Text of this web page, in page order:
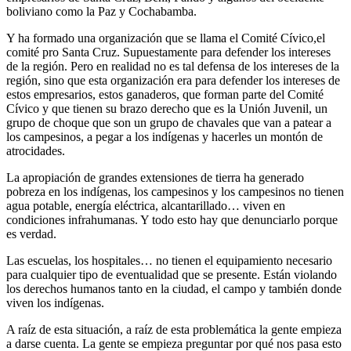
boliviano como la Paz y Cochabamba.
Y ha formado una organización que se llama el Comité Cívico,el
comité pro Santa Cruz. Supuestamente para defender los intereses
de la región. Pero en realidad no es tal defensa de los intereses de la
región, sino que esta organización era para defender los intereses de
estos empresarios, estos ganaderos, que forman parte del Comité
Cívico y que tienen su brazo derecho que es la Unión Juvenil, un
grupo de choque que son un grupo de chavales que van a patear a
los campesinos, a pegar a los indígenas y hacerles un montón de
atrocidades.
La apropiación de grandes extensiones de tierra ha generado
pobreza en los indígenas, los campesinos y los campesinos no tienen
agua potable, energía eléctrica, alcantarillado… viven en
condiciones infrahumanas. Y todo esto hay que denunciarlo porque
es verdad.
Las escuelas, los hospitales… no tienen el equipamiento necesario
para cualquier tipo de eventualidad que se presente. Están violando
los derechos humanos tanto en la ciudad, el campo y también donde
viven los indígenas.
A raíz de esta situación, a raíz de esta problemática la gente empieza
a darse cuenta. La gente se empieza preguntar por qué nos pasa esto